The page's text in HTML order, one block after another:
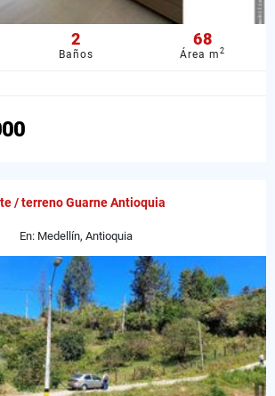
2
Baños
68
Área m2
/ terreno Guarne Antioquia
En: Medellín, Antioquia